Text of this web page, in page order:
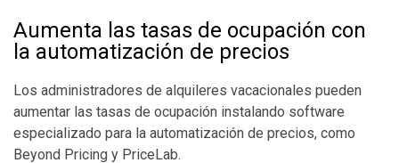
Aumenta las tasas de ocupación con
la automatización de precios
Los administradores de alquileres vacacionales pueden
aumentar las tasas de ocupación instalando software
especializado para la automatización de precios, como
Beyond Pricing y PriceLab.